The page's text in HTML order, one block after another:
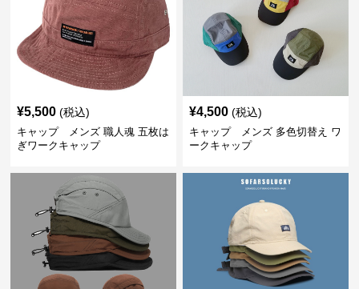
¥5,500 (税込)
キャップ メンズ 職人魂 五枚は
ぎワークキャップ
¥4,500 (税込)
キャップ メンズ 多色切替え ワ
ークキャップ